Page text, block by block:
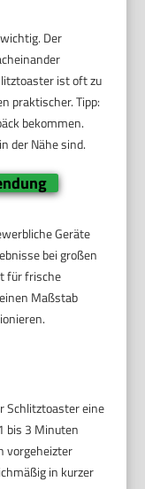
Der
ist oft zu
praktischer. Tipp:
bekommen.
der Nähe sind.
Geräte
bei großen
für frische
Maßstab
Schlitztoaster eine
bis 3 Minuten
vorgeheizter
in kurzer